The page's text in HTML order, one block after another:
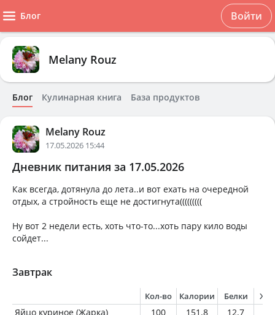
Блог Войти
Melany Rouz
Блог Кулинарная книга База продуктов
Melany Rouz
17.05.2026 15:44
Дневник питания за 17.05.2026
Как всегда, дотянула до лета..и вот ехать на очередной
отдых, а стройность еще не достигнута(((((((((
Ну вот 2 недели есть, хоть что-то...хоть пару кило воды
сойдет...
Завтрак
Кол-во Калории Белки
Яйцо куриное (Жарка) 100 151.8 12.7